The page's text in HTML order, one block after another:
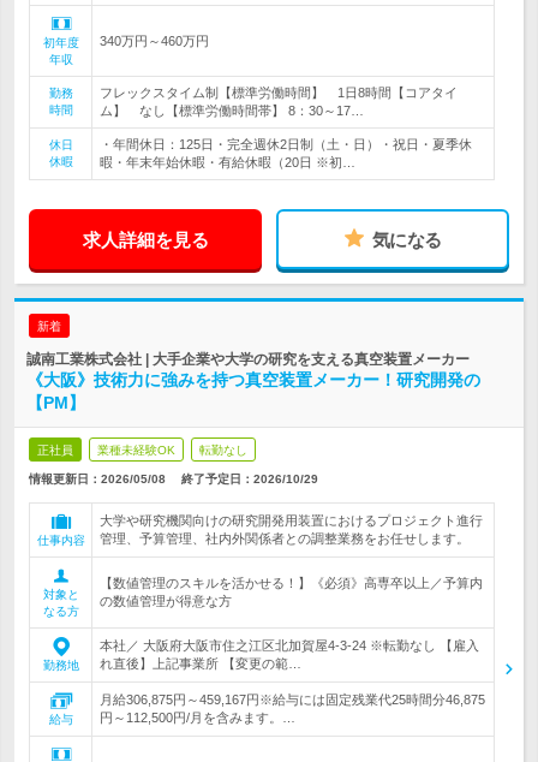
初年度
年収
340万円～460万円
勤務
時間
フレックスタイム制【標準労働時間】 1日8時間【コアタイ
ム】 なし【標準労働時間帯】 8：30～17…
休日
休暇
・年間休日：125日・完全週休2日制（土・日）・祝日・夏季休
暇・年末年始休暇・有給休暇（20日 ※初…
求人詳細を見る 気になる
新着
誠南工業株式会社 | 大手企業や大学の研究を支える真空装置メーカー
《大阪》技術力に強みを持つ真空装置メーカー！研究開発の
【PM】
正社員 業種未経験OK 転勤なし
情報更新日：2026/05/08 終了予定日： 2026/10/29
仕事内容
大学や研究機関向けの研究開発用装置におけるプロジェクト進行
管理、予算管理、社内外関係者との調整業務をお任せします。
対象と
なる方
【数値管理のスキルを活かせる！】《必須》高専卒以上／予算内
の数値管理が得意な方
勤務地
本社／ 大阪府大阪市住之江区北加賀屋4-3-24 ※転勤なし 【雇入
れ直後】上記事業所 【変更の範…
給与
月給306,875円～459,167円※給与には固定残業代25時間分46,875
円～112,500円/月を含みます。…